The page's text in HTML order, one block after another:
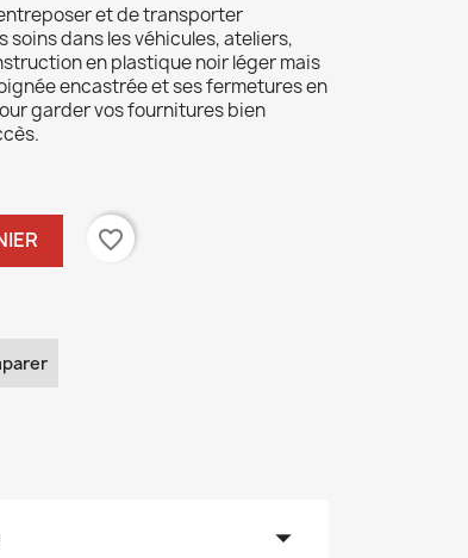
et de transporter
dans les véhicules, ateliers,
en plastique noir léger mais
encastrée et ses fermetures en
garder vos fournitures bien
favorite_border
arrow_drop_down